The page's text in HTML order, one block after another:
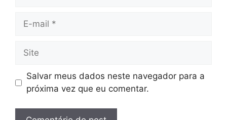
Site
Salvar meus dados neste navegador para a
próxima vez que eu comentar.